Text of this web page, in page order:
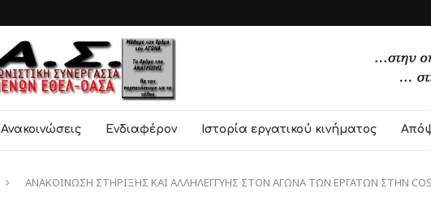
Ανακοινώσεις Ενδιαφέρον Ιστορία εργατικού κινήματος
ΑΝΑΚΟΙΝΩΣΗ ΣΤΗΡΙΞΗΣ KAΙ ΑΛΛΗΛΕΓΓΥΗΣ ΣΤΟΝ ΑΓΩΝΑ ΤΩΝ ΕΡΓΑΤΩΝ ΣΤΗΝ